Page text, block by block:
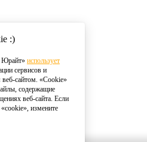
:)
Юрайт» использует
сервисов и
сайтом. «Cookie»
содержащие
веб-сайта. Если
измените